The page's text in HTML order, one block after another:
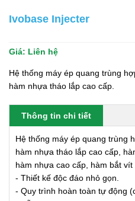
Ivobase Injecter
Giá: Liên hệ
Hệ thống máy ép quang trùng
hàm nhựa tháo lắp cao cấp.
Thông tin chi tiết
Hệ thống máy ép quang trùng
hàm nhựa tháo lắp cao cấp,
hàm nhựa cao cấp, hàm bắt
- Thiết kế độc đáo nhỏ gọn.
- Quy trình hoàn toàn tự động